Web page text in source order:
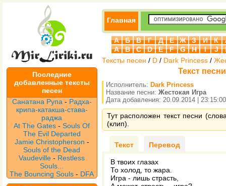
Последние
добавленные тексты
песен
Санатана Рупа - Радха-
крипа-катакша-става-
раджа
At The Gates -Souls Of
The Evil Departed
Jamie Christopherson -
Souls of the Dead
Vaudeville- Restless
Souls...
The Bouncing Souls - DFA
Главная
А Б В Г Д Е Ж З И К
A
B C D E F G H I J
Тексты песен / D / Dark Princess /
Текст
Исполнитель: Dark Princess
Название песни: Жестокая Игра
Дата добавления: 20.09.2014 | 23:15:00
Тут расположен текст песни
(клип).
Текст Перевод
В твоих глазах
То холод, то жара.
Игра - лишь страсть,